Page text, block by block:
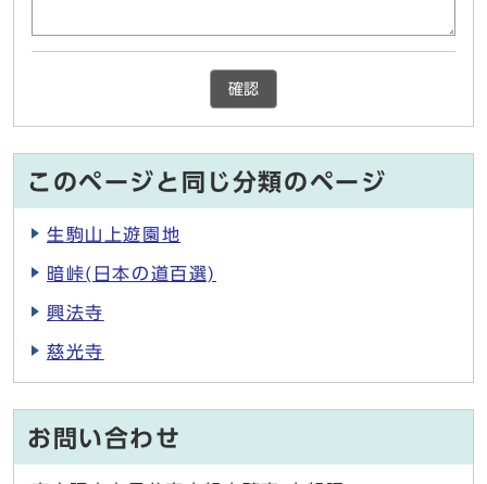
確認
このページと同じ分類のページ
生駒山上遊園地
暗峠(日本の道百選)
興法寺
慈光寺
お問い合わせ